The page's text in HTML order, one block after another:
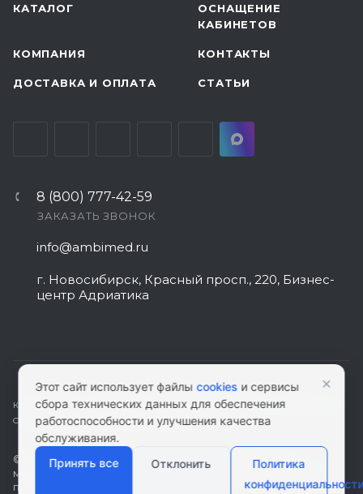
КАТАЛОГ
ОСНАЩЕНИЕ
КАБИНЕТОВ
КОМПАНИЯ КОНТАКТЫ
ДОСТАВКА И ОПЛАТА СТАТЬИ
8 (800) 777-42-59
ЗАКАЗАТЬ ЗВОНОК
info@ambimed.ru
г. Новосибирск, Красный просп., 220, Бизнес-
центр Адриатика
КАРТА САЙТА|ПОЛИТИКА КОНФИДЕНЦИАЛЬНОСТИ|СОГЛАСИЕ НА
ОБРАБОТКУ ПЕРСОНАЛЬНЫХ ДАННЫХ
© 2026 ambimed.ru - Медицинское оборудование и
медтехника. Информация на этом ресурсе не является
публичной офертой.
Этот сайт использует файлыcookies и сервисы
сбора технических данных для обеспечения
работоспособности и улучшения качества
обслуживания.
Принять все
Отклонить
Политика
конфиденциальности
×